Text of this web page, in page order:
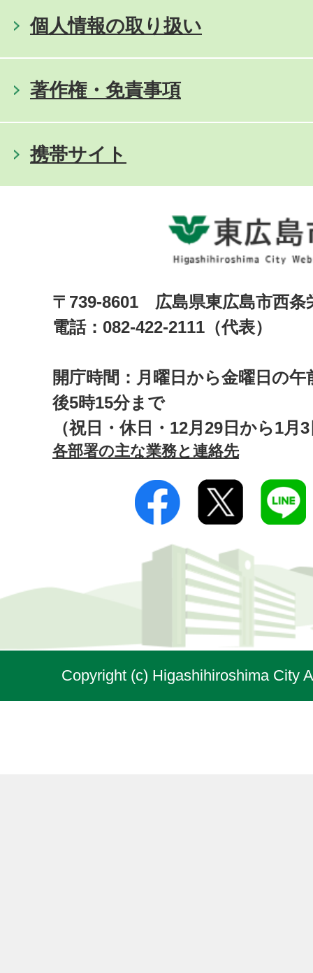
個人情報の取り扱い
著作権・免責事項
携帯サイト
〒739-8601 広島県東広島市西
電話：082-422-2111（代表）
開庁時間：月曜日から金曜日の午
後5時15分まで
（祝日・休日・12月29日から1月
各部署の主な業務と連絡先
Copyright (c) Higashihiroshima City